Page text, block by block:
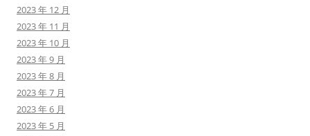
2023 年 12 月
2023 年 11 月
2023 年 10 月
2023 年 9 月
2023 年 8 月
2023 年 7 月
2023 年 6 月
2023 年 5 月